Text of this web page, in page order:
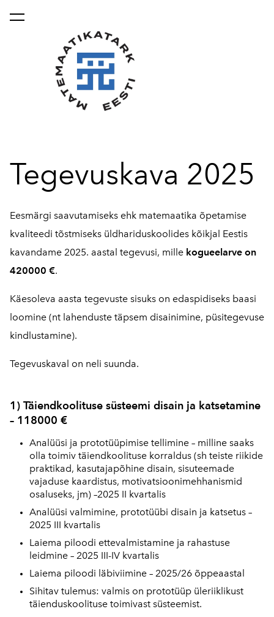
lisati ostukorvi.
Tegevuskava 2025
Eesmärgi saavutamiseks ehk matemaatika õpetamise
kvaliteedi tõstmiseks üldhariduskoolides kõikjal Eestis
kavandame 2025. aastal tegevusi, mille kogueelarve on
420000 €.
Käesoleva aasta tegevuste sisuks on edaspidiseks baasi
loomine (nt lahenduste täpsem disainimine, püsitegevuse
kindlustamine).
Tegevuskaval on neli suunda.
1) Täiendkoolituse süsteemi disain ja katsetamine
– 118000 €
Analüüsi ja prototüüpimise tellimine – milline saaks
olla toimiv täiendkoolituse korraldus (sh teiste riikide
praktikad, kasutajapõhine disain, sisuteemade
vajaduse kaardistus, motivatsioonimehhanismid
osaluseks, jm) –2025 II kvartalis
Analüüsi valmimine, prototüübi disain ja katsetus –
2025 III kvartalis
Laiema piloodi ettevalmistamine ja rahastuse
leidmine – 2025 III-IV kvartalis
Laiema piloodi läbiviimine – 2025/26 õppeaastal
Sihitav tulemus: valmis on prototüüp üleriiklikust
täienduskoolituse toimivast süsteemist.